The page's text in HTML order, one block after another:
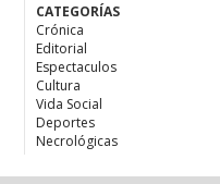
CATEGORÍAS
Crónica
Editorial
Espectaculos
Cultura
Vida Social
Deportes
Necrológicas